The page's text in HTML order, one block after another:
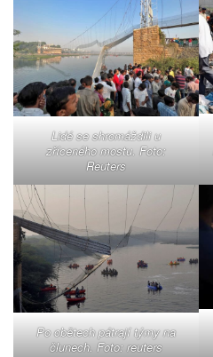
Lidé se shromáždili u
zříceného mostu. Foto:
Reuters
Po obětech pátrají týmy na
člunech. Foto: reuters